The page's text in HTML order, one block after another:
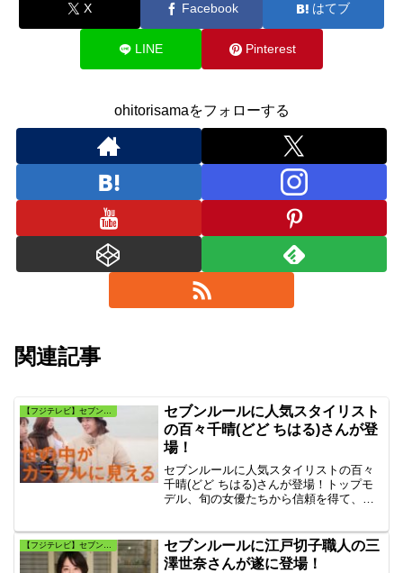
X Facebook はてブ
LINE Pinterest
ohitorisamaをフォローする
関連記事
【フジテレビ】セブンルール
セブンルールに人気スタイリスト
の百々千晴(どど ちはる)さんが登
場！
セブンルールに人気スタイリストの百々
千晴(どど ちはる)さんが登場！トップモ
デル、旬の女優たちから信頼を得て、
ト、ブランドディレクター、編集業に加
え、本の出版も控えている百々千晴。
【フジテレビ】セブンルール
セブンルールに江戸切子職人の三
澤世奈さんが遂に登場！